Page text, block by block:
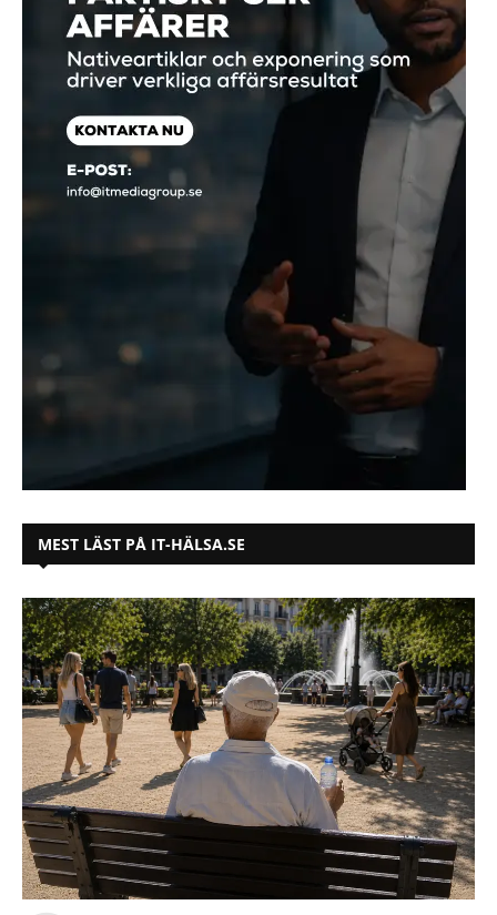
MEST LÄST PÅ IT-HÄLSA.SE